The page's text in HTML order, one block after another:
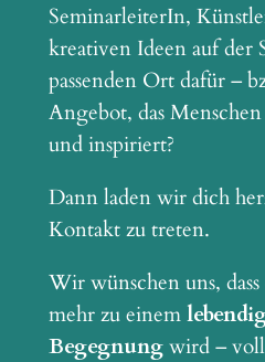
SeminarleiterIn,
kreativen Ideen auf der
passenden Ort dafür –
Angebot, das
und inspiriert?
Dann laden wir dich
Kontakt zu treten.
Wir wünschen uns,
mehr zu einem
Begegnungwird –